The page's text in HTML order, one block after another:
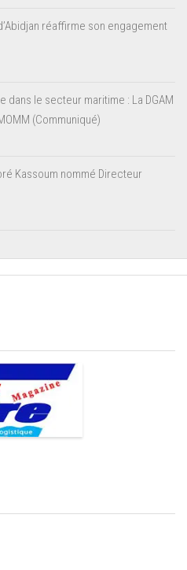
réaffirme son engagement
dans le secteur maritime : La DGAM
(Communiqué)
Kassoum nommé Directeur